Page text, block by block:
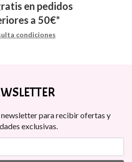
en pedidos
a 50€*
condiciones
para recibir ofertas y
exclusivas.